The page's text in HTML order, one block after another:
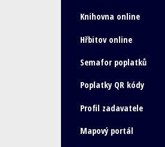
Knihovna online
Hřbitov online
Semafor poplatků
Poplatky QR kódy
Profil zadavatele
Mapový portál